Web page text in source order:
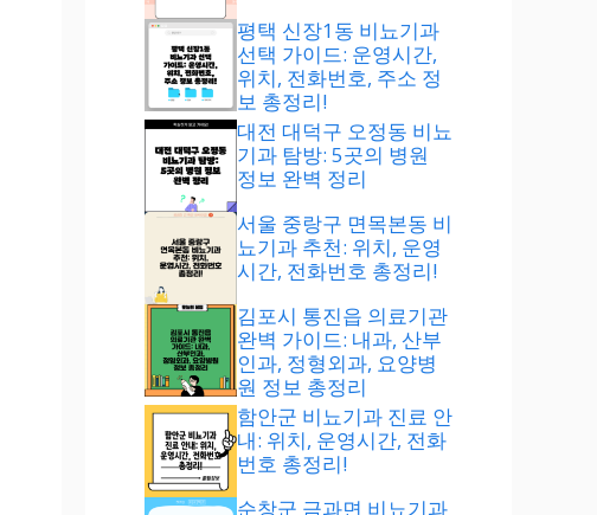
평택 신장1동 비뇨기과
선택 가이드: 운영시간,
위치, 전화번호, 주소 정
보 총정리!
대전 대덕구 오정동 비뇨
기과 탐방: 5곳의 병원
정보 완벽 정리
서울 중랑구 면목본동 비
뇨기과 추천: 위치, 운영
시간, 전화번호 총정리!
김포시 통진읍 의료기관
완벽 가이드: 내과, 산부
인과, 정형외과, 요양병
원 정보 총정리
함안군 비뇨기과 진료 안
내: 위치, 운영시간, 전화
번호 총정리!
순창군 금과면 비뇨기과